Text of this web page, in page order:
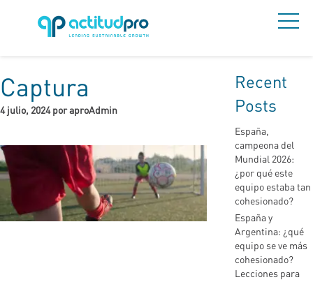
Captura
4 julio, 2024 por aproAdmin
Recent
Posts
España,
campeona del
Mundial 2026:
¿por qué este
equipo estaba tan
cohesionado?
España y
Argentina: ¿qué
equipo se ve más
cohesionado?
Lecciones para